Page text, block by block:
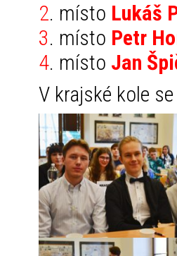
2. místo Lukáš
3. místo Petr
4. místo Jan
V krajské kole